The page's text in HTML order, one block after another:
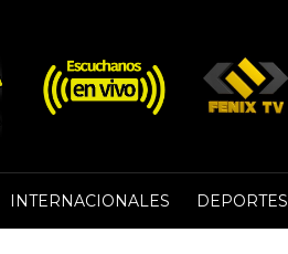
INTERNACIONALES DEPORTES